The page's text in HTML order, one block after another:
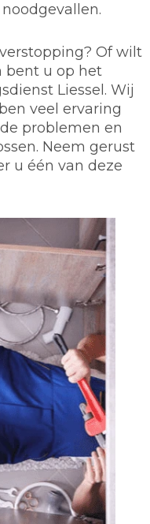
Of wilt
bent u op het
Liessel. Wij
veel ervaring
problemen en
Neem gerust
u één van deze